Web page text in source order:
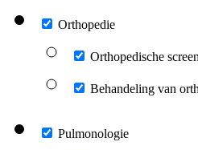
Orthopedie
Orthopedische
Behandeling van
Pulmonologie